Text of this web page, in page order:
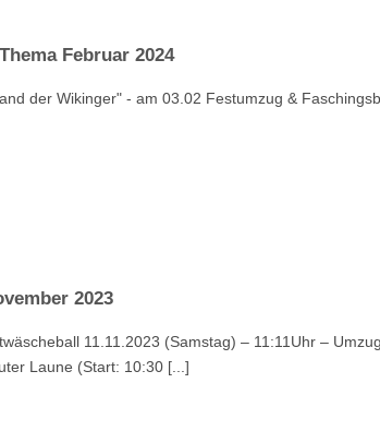
Februar 2024
der Wikinger" - am 03.02 Festumzug &
2023
11.11.2023 (Samstag) – 11:11Uhr –
Laune (Start: 10:30 [...]